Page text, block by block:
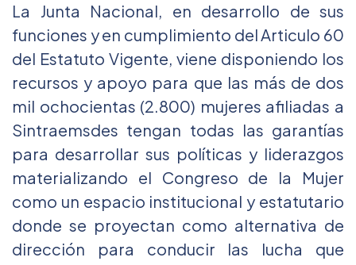
La Junta Nacional, en desarrollo de sus
funciones y en cumplimiento del Articulo 60
del Estatuto Vigente, viene disponiendo los
recursos y apoyo para que las más de dos
mil ochocientas (2.800) mujeres afiliadas a
Sintraemsdes tengan todas las garantías
para desarrollar sus políticas y liderazgos
materializando el Congreso de la Mujer
como un espacio institucional y estatutario
donde se proyectan como alternativa de
dirección para conducir las lucha que